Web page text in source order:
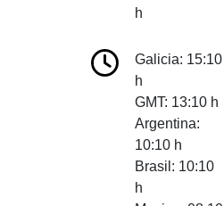
h
Galicia: 15:10
h
GMT: 13:10 h
Argentina:
10:10 h
Brasil: 10:10
h